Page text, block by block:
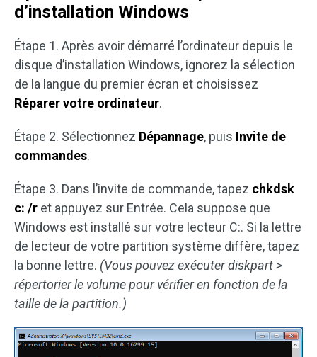
d’installation Windows
Étape 1. Après avoir démarré l’ordinateur depuis le
disque d’installation Windows, ignorez la sélection
de la langue du premier écran et choisissez
Réparer votre ordinateur.
Étape 2. Sélectionnez Dépannage, puis Invite de
commandes.
Étape 3. Dans l’invite de commande, tapez chkdsk
c: /r et appuyez sur Entrée. Cela suppose que
Windows est installé sur votre lecteur C:. Si la lettre
de lecteur de votre partition système diffère, tapez
la bonne lettre. (Vous pouvez exécuter diskpart >
répertorier le volume pour vérifier en fonction de la
taille de la partition.)